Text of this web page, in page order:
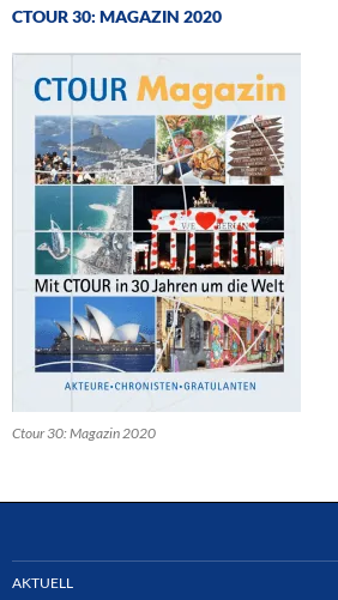
CTOUR 30: MAGAZIN 2020
Ctour 30: Magazin 2020
AKTUELL